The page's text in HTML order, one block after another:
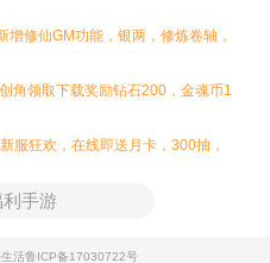
增修仙GM功能，银两，修炼卷轴，
创角领取下载奖励钻石200，金魂币1
新服狂欢，在线即送月卡，300抽，
手游
活鲁ICP备17030722号